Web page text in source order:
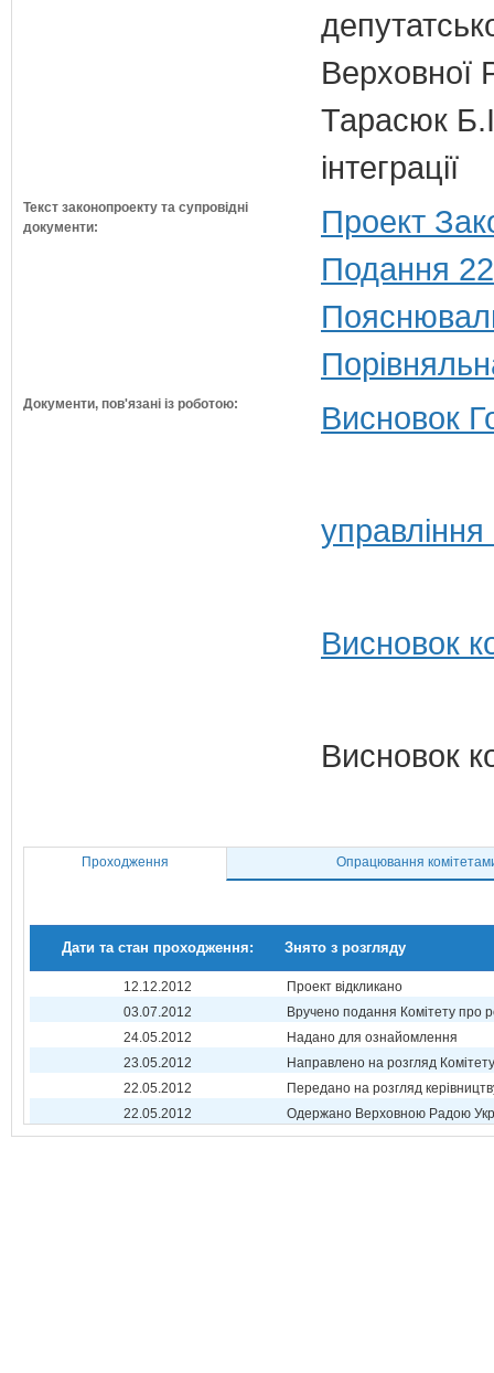
Верховної
Тарасюк
інтеграції
Текст законопроекту та супровідні
документи:
Проект
Подання
Документи, пов'язані із роботою: Висновок
Висновок
Висновок
Проходження Опрацювання
Дати та стан проходження: Знято з розгляду
12.12.2012
Проект відкликано
03.07.2012
Вручено подання Комітету про
24.05.2012
Надано для ознайомлення
23.05.2012
Направлено на розгляд Комітету
22.05.2012
Передано на розгляд
22.05.2012
Одержано Верховною Радою